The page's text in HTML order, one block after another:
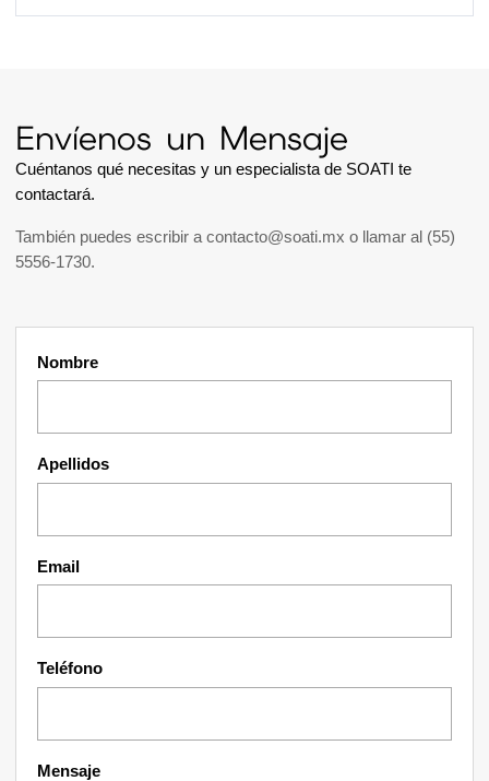
Envíenos un Mensaje
Cuéntanos qué necesitas y un especialista de SOATI te
contactará.
También puedes escribir a contacto@soati.mx o llamar al (55)
5556-1730.
Nombre
Apellidos
Email
Teléfono
Mensaje